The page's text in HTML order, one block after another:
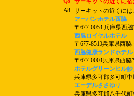
サーキットの近くに
A8
サーキットの近くには
アーバンホテル西脇
〒677-0053 兵庫県西
西脇ロイヤルホテル
〒677-8510兵庫県西
西脇健康ランドホテル
〒677-0003兵庫県西
ホテルグリーンヒル妙
兵庫県多可郡多可町
エーデルささゆり
兵庫県多可郡八千代